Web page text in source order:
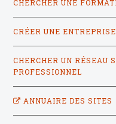
CHERCHER UNE
CRÉER UNE ENTREPRISE
CHERCHER UN RÉSEAU
PROFESSIONNEL
ANNUAIRE DES SITES